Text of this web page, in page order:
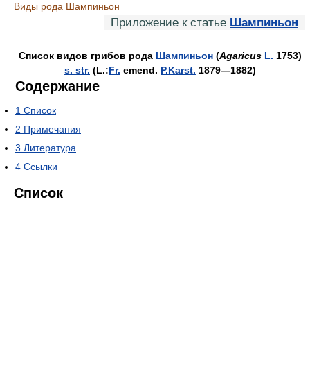
Виды рода Шампиньон
Приложение к статье Шампиньон
Список видов грибов рода Шампиньон (Agaricus L. 1753)
s. str. (L.:Fr. emend. P.Karst. 1879—1882)
Содержание
1 Список
2 Примечания
3 Литература
4 Ссылки
Список